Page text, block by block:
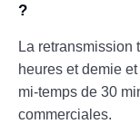
?
La retransmission
heures et demie
mi-temps de 30
commerciales.